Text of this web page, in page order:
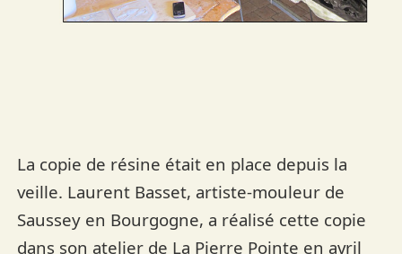
La copie de résine était en place depuis la
veille. Laurent Basset, artiste-mouleur de
Saussey en Bourgogne, a réalisé cette copie
dans son atelier de La Pierre Pointe en avril